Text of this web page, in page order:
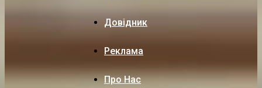
Довідник
Реклама
Про Нас